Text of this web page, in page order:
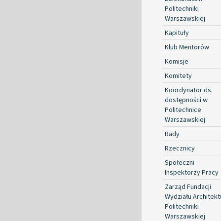
Politechniki
Warszawskiej
Kapituły
Klub Mentorów
Komisje
Komitety
Koordynator ds.
dostępności w
Politechnice
Warszawskiej
Rady
Rzecznicy
Społeczni
Inspektorzy Pracy
Zarząd Fundacji
Wydziału
Politechniki
Warszawskiej